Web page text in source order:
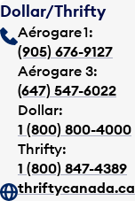
Dollar/Thrifty
Aérogare 1:
(905) 676-9127
Aérogare 3:
(647) 547-6022
Dollar:
1 (800) 800-4000
Thrifty:
1 (800) 847-4389
thriftycanada.ca